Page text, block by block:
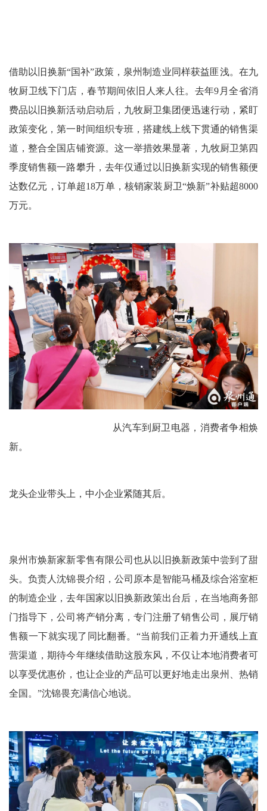
借助以旧换新“国补”政策，泉州制造业同样获益匪浅。在九
牧厨卫线下门店，春节期间依旧人来人往。去年9月全省消
费品以旧换新活动启动后，九牧厨卫集团便迅速行动，紧盯
政策变化，第一时间组织专班，搭建线上线下贯通的销售渠
道，整合全国店铺资源。这一举措效果显著，九牧厨卫第四
季度销售额一路攀升，去年仅通过以旧换新实现的销售额便
达数亿元，订单超18万单，核销家装厨卫“焕新”补贴超8000
万元。
从汽车到厨卫电器，消费者争相焕
新。
龙头企业带头上，中小企业紧随其后。
泉州市焕新家新零售有限公司也从以旧换新政策中尝到了甜
头。负责人沈锦畏介绍，公司原本是智能马桶及综合浴室柜
的制造企业，去年国家以旧换新政策出台后，在当地商务部
门指导下，公司将产销分离，专门注册了销售公司，展厅销
售额一下就实现了同比翻番。“当前我们正着力开通线上直
营渠道，期待今年继续借助这股东风，不仅让本地消费者可
以享受优惠价，也让企业的产品可以更好地走出泉州、热销
全国。”沈锦畏充满信心地说。